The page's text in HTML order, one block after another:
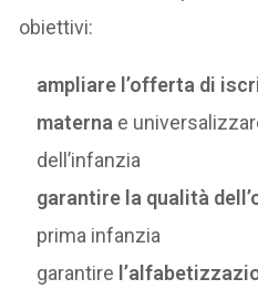
obiettivi:
ampliare l’offerta di
materna e
dell’infanzia
garantire la qualità
prima infanzia
garantire